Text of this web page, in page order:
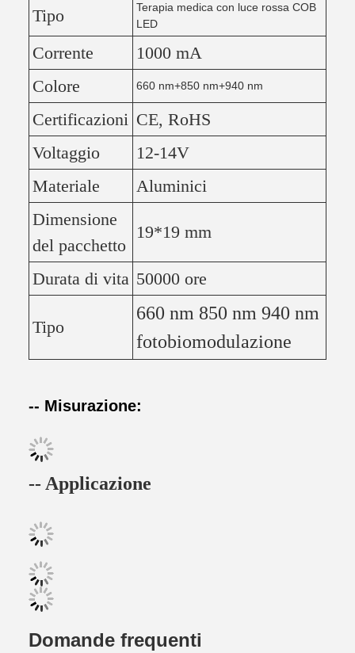
Tipo
Terapia medica con luce rossa COB
LED
Corrente
1000 mA
Colore
660 nm+850 nm+940 nm
Certificazioni CE, RoHS
Voltaggio
12-14V
Materiale
Aluminici
Dimensione
del pacchetto
19*19 mm
Durata di vita 50000 ore
Tipo
660 nm 850 nm 940 nm
fotobiomodulazione
-- Misurazione:
-- Applicazione
Domande frequenti